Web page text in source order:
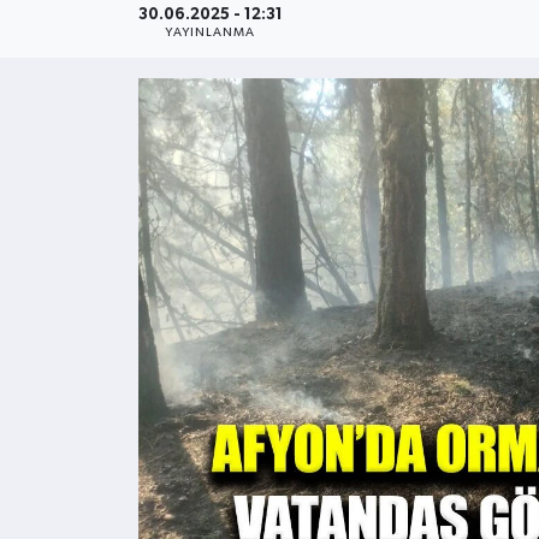
30.06.2025 - 12:31
YAYINLANMA
Kültür - Sanat